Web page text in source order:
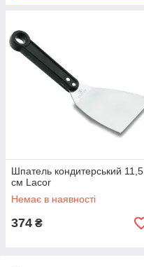
Шпатель кондитерський 11,5
см Lacor
Немає в наявності
374 ₴